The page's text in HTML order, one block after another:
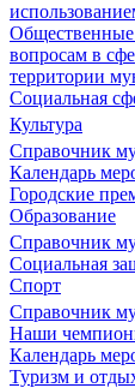
вопросам в
территории
Социальная
Культура
Справочник
Календарь
Городские
Образование
Справочник
Социальная
Спорт
Справочник
Наши
Календарь
Туризм и